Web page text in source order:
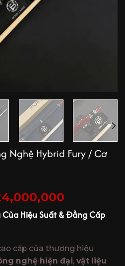
Nghệ Hybrid Fury / Cơ
hiện
tại
Của Hiệu Suất & Đẳng Cấp
cấp của thương hiệu
nghệ hiện đại, vật liệu